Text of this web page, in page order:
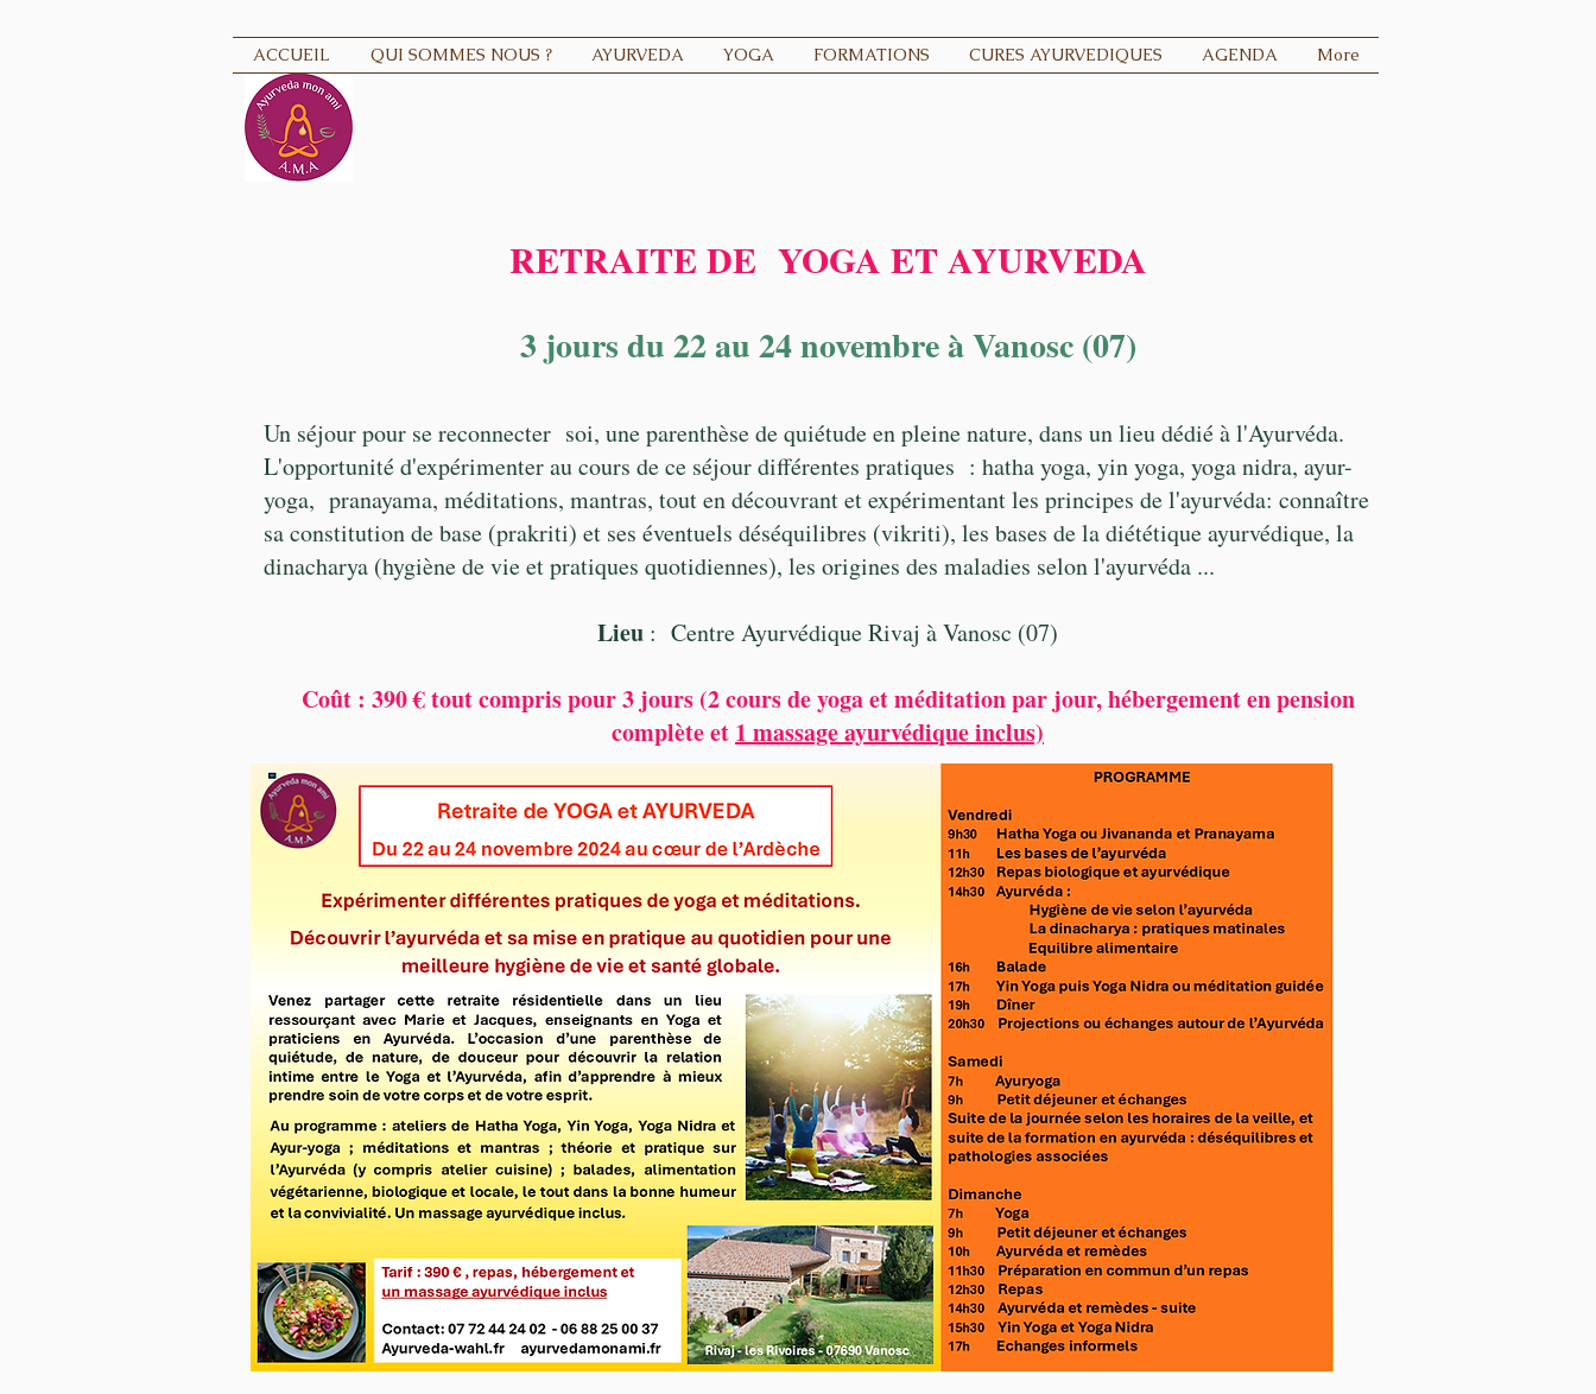
ACCUEIL QUI SOMMES NOUS ? AYURVEDA YOGA FORMATIONS CURES AYURVEDIQUES AGENDA More
RETRAITE DE YOGA ET AYURVEDA
3 jours du 22 au 24 novembre à Vanosc (07)
Un séjour pour se reconnecter soi, une parenthèse de quiétude en pleine nature, dans un lieu dédié à l'Ayurvéda.
L'opportunité d'expérimenter au cours de ce séjour différentes pratiques : hatha yoga, yin yoga, yoga nidra, ayur-
yoga, pranayama, méditations, mantras, tout en découvrant et expérimentant les principes de l'ayurvéda: connaître
sa constitution de base (prakriti) et ses éventuels déséquilibres (vikriti), les bases de la diététique ayurvédique, la
dinacharya (hygiène de vie et pratiques quotidiennes), les origines des maladies selon l'ayurvéda ...
Lieu : Centre Ayurvédique Rivaj à Vanosc (07)
Coût : 390 € tout compris pour 3 jours (2 cours de yoga et méditation par jour, hébergement en pension
complète et 1 massage ayurvédique inclus)